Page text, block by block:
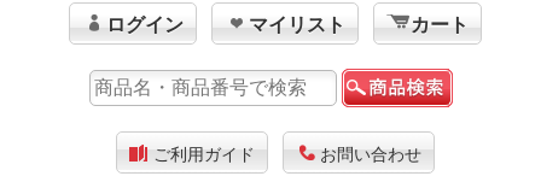
ログイン マイリスト カート
ご利用ガイド お問い合わせ